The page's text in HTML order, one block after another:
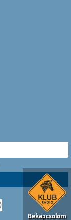
Bekapcsolom